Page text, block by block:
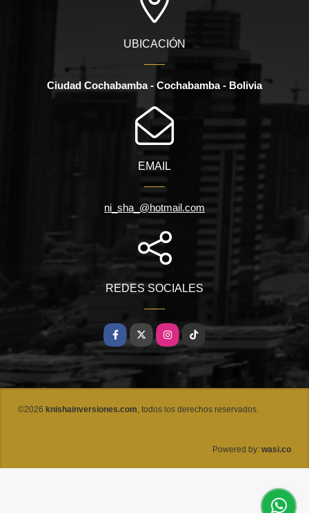
UBICACIÓN
Ciudad Cochabamba - Cochabamba - Bolivia
EMAIL
ni_sha_@hotmail.com
REDES SOCIALES
Facebook
X InstagramTikTok
©2026 knishainversiones.com, todos los derechos reservados.
Powered by: wasi.co